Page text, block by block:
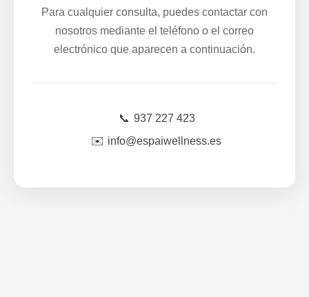
Para cualquier consulta, puedes contactar con
nosotros mediante el teléfono o el correo
electrónico que aparecen a continuación.
📞 937 227 423
✉️ info@espaiwellness.es